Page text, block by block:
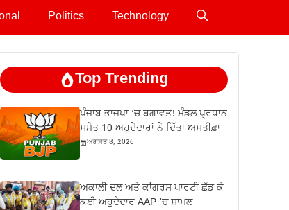
Politics Technology
Top Trending
ਪੰਜਾਬ ਭਾਜਪਾ ‘ਚ ਬਗਾਵਤ! ਮੰਡਲ ਪ੍ਰਧਾਨ
ਸਮੇਤ 10 ਅਹੁਦੇਦਾਰਾਂ ਨੇ ਦਿੱਤਾ ਅਸਤੀਫ਼ਾ
ਅਗਸਤ 8, 2026
ਅਕਾਲੀ ਦਲ ਅਤੇ ਕਾਂਗਰਸ ਪਾਰਟੀ ਛੱਡ ਕੇ
ਕਈ ਅਹੁਦੇਦਾਰ AAP ‘ਚ ਸ਼ਾਮਲ